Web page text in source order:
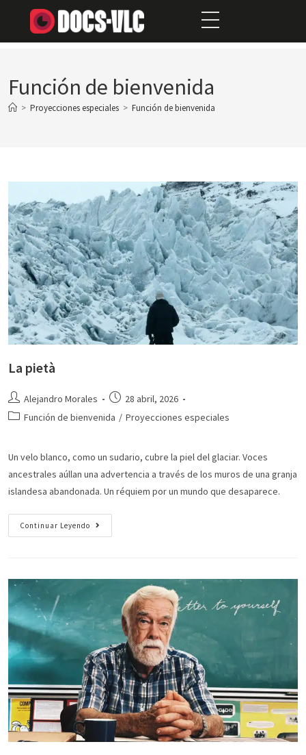
Función de bienvenida
> Proyecciones especiales > Función de bienvenida
La pietà
Alejandro Morales
28 abril, 2026
Función de bienvenida / Proyecciones especiales
Un velo blanco, como un sudario, cubre la piel del glaciar. Voces
ancestrales aúllan una advertencia a través de los muros de una granja
islandesa abandonada. Un réquiem por un mundo que desaparece.
Continuar Leyendo